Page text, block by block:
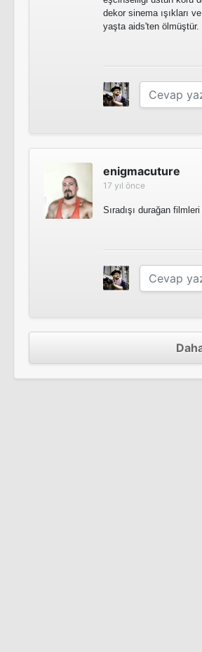
Warnung Vor Einer
Baal
Maria Braun'un Evliliği
Alman Sonbaharı
Chinesisches Roulette
Satan's Brew
Alman Sonbaharı
Chinesisches Roulette
Satan's Brew
dekor sinema ışıkları
yaşta aids'ten ölmüştür.
enigmacuture
17 yıl önce
Sıradışı durağan